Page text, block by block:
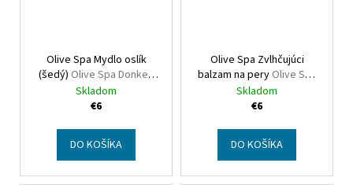
Olive Spa Mydlo oslík
(šedý) Olive Spa Donkey
shape soap (grey)
Skladom
€6
DO KOŠÍKA
Olive Spa Zvlhčujúci
balzam na pery Olive Spa
Moisturizing Lip Balm Shea
Butter
Skladom
€6
DO KOŠÍKA